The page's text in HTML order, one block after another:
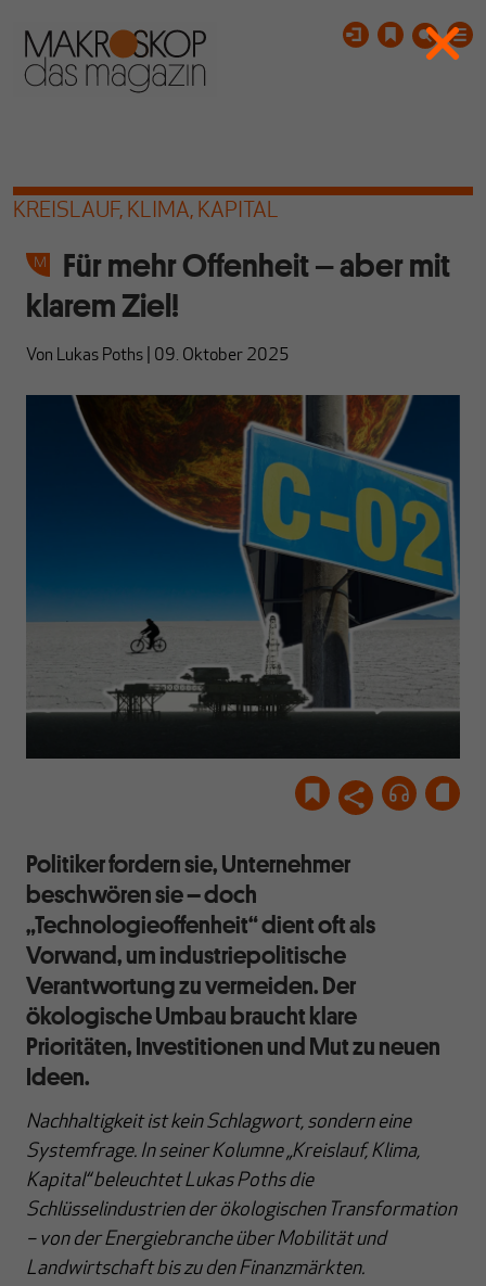
KREISLAUF, KLIMA, KAPITAL
Für mehr Offenheit – aber mit
klarem Ziel!
Von Lukas Poths 09. Oktober 2025
Politiker fordern sie, Unternehmer
beschwören sie – doch
„Technologieoffenheit“ dient oft als
Vorwand, um industriepolitische
Verantwortung zu vermeiden. Der
ökologische Umbau braucht klare
Prioritäten, Investitionen und Mut zu neuen
Ideen.
Nachhaltigkeit ist kein Schlagwort, sondern eine
Systemfrage. In seiner Kolumne „Kreislauf, Klima,
Kapital“ beleuchtet Lukas Poths die
Schlüsselindustrien der ökologischen Transformation
– von der Energiebranche über Mobilität und
Landwirtschaft bis zu den Finanzmärkten.